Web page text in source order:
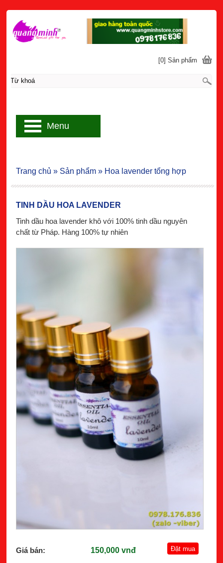
TINH DẦU HOA LAVENDER
Tinh dầu hoa lavender khô với 100% tinh dầu nguyên
chất từ Pháp. Hàng 100% tự nhiên
Giá bán:
150,000 vnđ
Trang chủ » Sản phẩm » Hoa lavender tổng hợp
[0] Sản phẩm
Menu